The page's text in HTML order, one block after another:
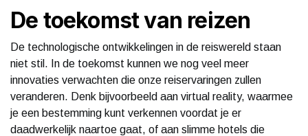
De toekomst van reizen
De technologische ontwikkelingen in de reiswereld staan
niet stil. In de toekomst kunnen we nog veel meer
innovaties verwachten die onze reiservaringen zullen
veranderen. Denk bijvoorbeeld aan virtual reality, waarmee
je een bestemming kunt verkennen voordat je er
daadwerkelijk naartoe gaat, of aan slimme hotels die